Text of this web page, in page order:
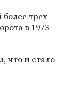
трех
в 1973
что и стало